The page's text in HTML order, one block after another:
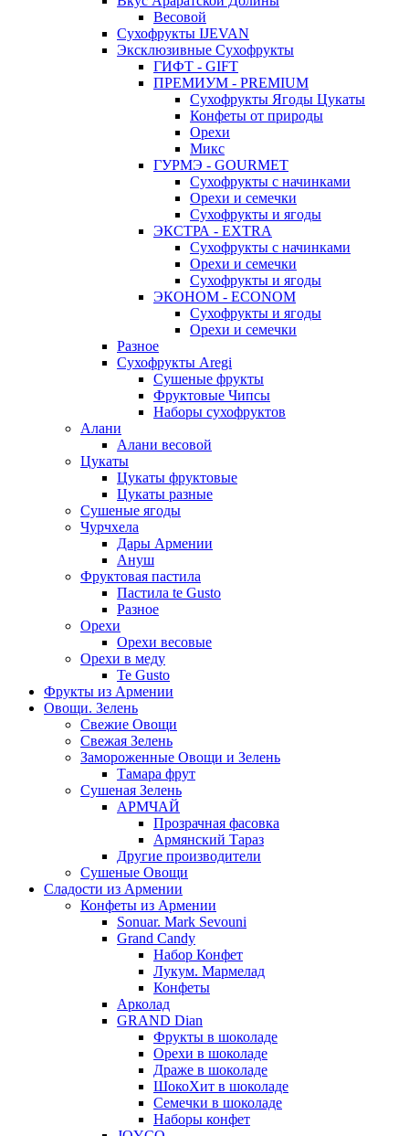
Весовой
Сухофрукты IJEVAN
Эксклюзивные Сухофрукты
ГИФТ - GIFT
ПРЕМИУМ - PREMIUM
Сухофрукты Ягоды Цукаты
Конфеты от природы
Орехи
Микс
ГУРМЭ - GOURMET
Сухофрукты с начинками
Орехи и семечки
Сухофрукты и ягоды
ЭКСТРА - EXTRA
Сухофрукты с начинками
Орехи и семечки
Сухофрукты и ягоды
ЭКОНОМ - ECONOM
Сухофрукты и ягоды
Орехи и семечки
Разное
Сухофрукты Aregi
Сушеные фрукты
Фруктовые Чипсы
Наборы сухофруктов
Алани
Алани весовой
Цукаты
Цукаты фруктовые
Цукаты разные
Сушеные ягоды
Чурчхела
Дары Армении
Ануш
Фруктовая пастила
Пастила te Gusto
Разное
Орехи
Орехи весовые
Орехи в меду
Te Gusto
Фрукты из Армении
Овощи. Зелень
Свежие Овощи
Свежая Зелень
Замороженные Овощи и Зелень
Тамара фрут
Сушеная Зелень
АРМЧАЙ
Прозрачная фасовка
Армянский Тараз
Другие производители
Сушеные Овощи
Сладости из Армении
Конфеты из Армении
Sonuar. Mark Sevouni
Grand Candy
Набор Конфет
Лукум. Мармелад
Конфеты
Арколад
GRAND Dian
Фрукты в шоколаде
Орехи в шоколаде
Драже в шоколаде
ШокоХит в шоколаде
Семечки в шоколаде
Наборы конфет